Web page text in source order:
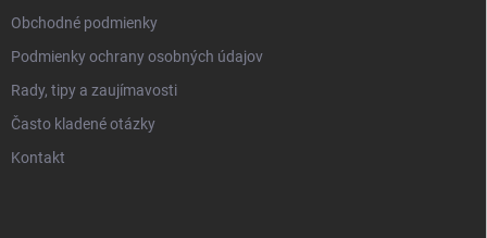
Obchodné podmienky
Podmienky ochrany osobných údajov
Rady, tipy a zaujímavosti
Často kladené otázky
Kontakt